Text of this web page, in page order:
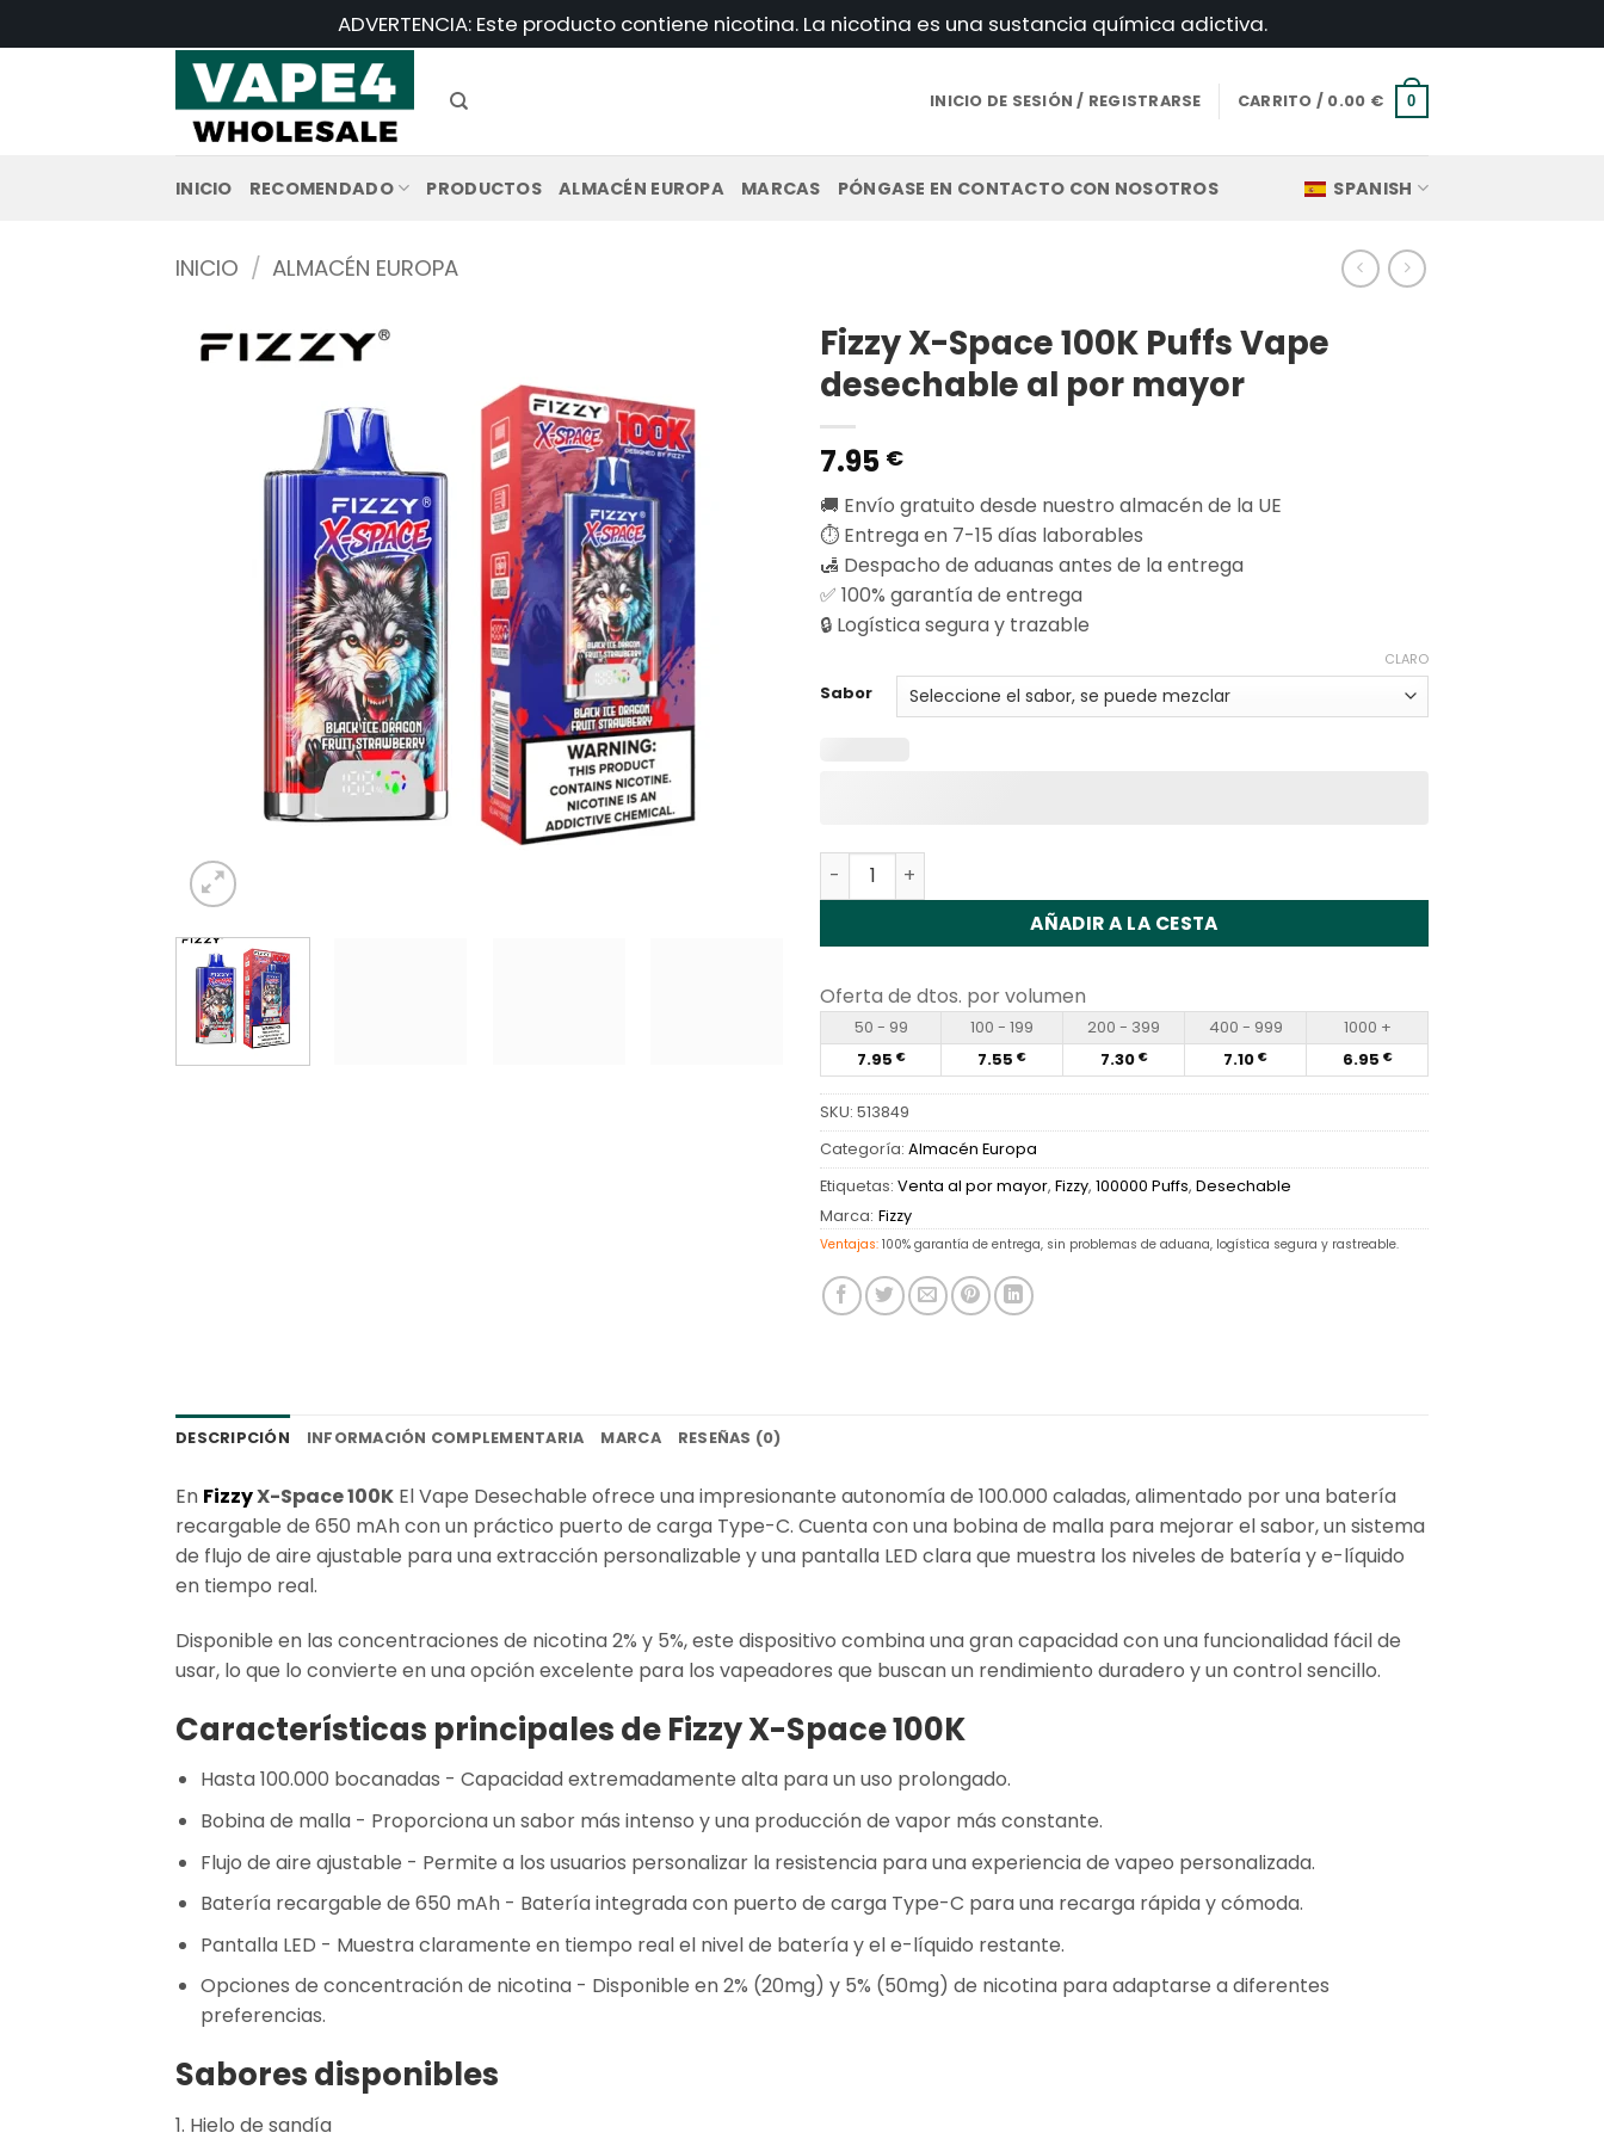
al
ADVERTENCIA: Este producto contiene nicotina. La nicotina es una sustancia química adictiva.
INICIO DE SESIÓN / REGISTRARSE CARRITO / 0.00 € 0
INICIO RECOMENDADO PRODUCTOS ALMACÉN EUROPA MARCAS PÓNGASE EN CONTACTO CON NOSOTROS SPANISH
INICIO / ALMACÉN EUROPA
Fizzy X-Space 100K Puffs Vape
desechable al por mayor
7.95 €
🚚 Envío gratuito desde nuestro almacén de la UE
⏱️ Entrega en 7-15 días laborables
🛃 Despacho de aduanas antes de la entrega
✅ 100% garantía de entrega
🔒 Logística segura y trazable
Sabor
CLARO
Cantidad Fizzy X-Space 100K Puffs Disposable Vape Wholesale
AÑADIR A LA CESTA
Oferta de dtos. por volumen
50 - 99 100 - 199 200 - 399 400 - 999
1000 +
7.95 € 7.55 € 7.30 € 7.10 € 6.95 €
SKU: 513849
Categoría: Almacén Europa
Etiquetas: Venta al por mayor, Fizzy, 100000 Puffs, Desechable
Marca: Fizzy
Ventajas: 100% garantía de entrega, sin problemas de aduana, logística segura y rastreable.
DESCRIPCIÓN INFORMACIÓN COMPLEMENTARIA MARCA RESEÑAS (0)
En FizzyX-Space 100K El Vape Desechable ofrece una impresionante autonomía de 100.000 caladas, alimentado por una batería
recargable de 650 mAh con un práctico puerto de carga Type-C. Cuenta con una bobina de malla para mejorar el sabor, un sistema
de flujo de aire ajustable para una extracción personalizable y una pantalla LED clara que muestra los niveles de batería y e-líquido
en tiempo real.
Disponible en las concentraciones de nicotina 2% y 5%, este dispositivo combina una gran capacidad con una funcionalidad fácil de
usar, lo que lo convierte en una opción excelente para los vapeadores que buscan un rendimiento duradero y un control sencillo.
Características principales de Fizzy X-Space 100K
Hasta 100.000 bocanadas - Capacidad extremadamente alta para un uso prolongado.
Bobina de malla- Proporciona un sabor más intenso y una producción de vapor más constante.
Flujo de aire ajustable - Permite a los usuarios personalizar la resistencia para una experiencia de vapeo personalizada.
Batería recargable de 650 mAh- Batería integrada con puerto de carga Type-C para una recarga rápida y cómoda.
Pantalla LED - Muestra claramente en tiempo real el nivel de batería y el e-líquido restante.
Opciones de concentración de nicotina- Disponible en 2% (20mg) y 5% (50mg) de nicotina para adaptarse a diferentes
preferencias.
Sabores disponibles
1. Hielo de sandía